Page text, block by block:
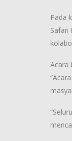
Pada
Safari
Acara